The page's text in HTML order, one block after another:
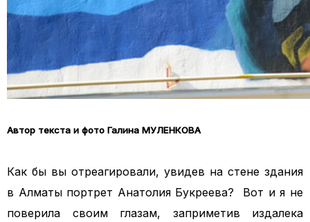
Автор текста и фото Галина МУЛЕНКОВА
Как бы вы отреагировали, увидев на стене здания
в Алматы портрет Анатолия Букреева? Вот и я не
поверила своим глазам, заприметив издалека